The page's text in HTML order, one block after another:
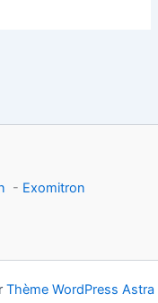
- Exomitron
Thème WordPress Astra